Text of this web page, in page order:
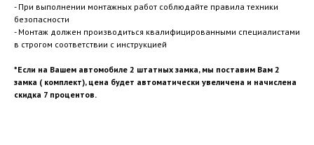
- При выполнении монтажных работ соблюдайте правила техники
безопасности
- Монтаж должен производиться квалифицированными специалистами
в строгом соответствии с инструкцией
*Если на Вашем автомобиле 2 штатных замка, мы поставим Вам 2
замка ( комплект), цена будет автоматически увеличена и начислена
скидка 7 процентов.